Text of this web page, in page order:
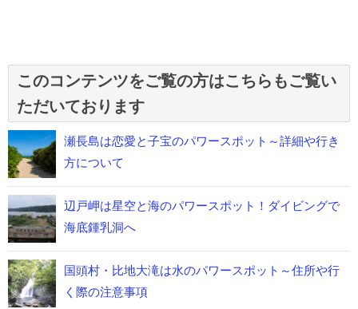
このコンテンツをご覧の方はこちらもご覧い
ただいております
瀬長島は恋愛と子宝のパワースポット～詳細や行き
方について
辺戸岬は星空と海のパワースポット！ダイビングで
海底鍾乳洞へ
国頭村・比地大滝は水のパワースポット～住所や行
く際の注意事項